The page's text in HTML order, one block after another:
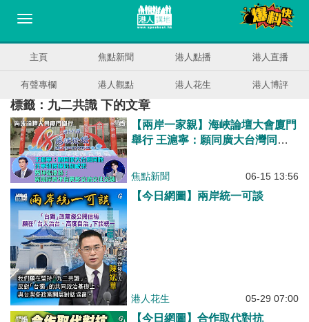
主頁 焦點新聞 港人點播 港人直播
有聲專欄 港人觀點 港人花生 港人博評
標籤：九二共識 下的文章
【兩岸一家親】海峽論壇大會廈門
舉行 王滬寧：願同廣大台灣同胞
凌赫：冀兩岸青年有更多交流交往
焦點新聞 06-15 13:56
【今日網圖】兩岸統一可談
港人花生 05-29 07:00
【今日網圖】合作取代對抗